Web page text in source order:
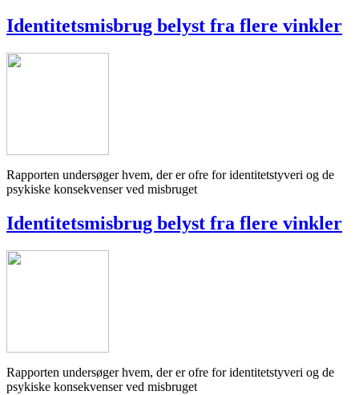
Identitetsmisbrug belyst fra flere vinkler
Rapporten undersøger hvem, der er ofre for identitetstyveri og de
psykiske konsekvenser ved misbruget
Identitetsmisbrug belyst fra flere vinkler
Rapporten undersøger hvem, der er ofre for identitetstyveri og de
psykiske konsekvenser ved misbruget